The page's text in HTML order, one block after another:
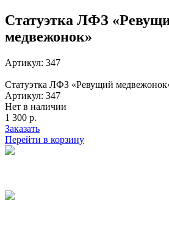
Статуэтка ЛФЗ
медвежонок»
Артикул: 347
Статуэтка ЛФЗ «Ревущий
Артикул: 347
Нет в наличии
1 300 р.
Заказать
Перейти в корзину